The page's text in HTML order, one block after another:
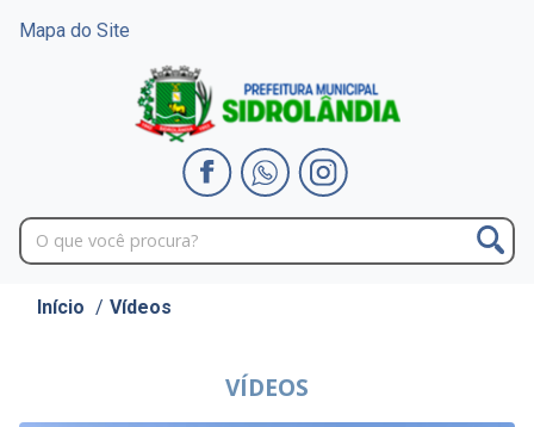
Mapa do Site
Início / Vídeos
VÍDEOS